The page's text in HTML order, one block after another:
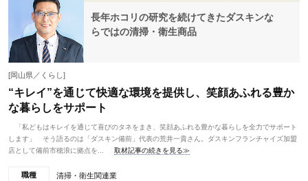
長年ホコリの研究を続けてきたダスキンな
らではの清掃・衛生商品
[岡山県／くらし]
“キレイ”を通じて快適な環境を提供し、笑顔あふれる豊か
な暮らしをサポート
「私どもはキレイを通じて喜びのタネをまき、笑顔あふれる豊かな暮らしを全力でサポート
します」 そう語るのは「ダスキン備前」代表の荒井一貴さん。ダスキンフランチャイズ加盟
店として備前市穂浪に拠点を...
取材記事の続きを見る≫
職種 清掃・衛生関連業